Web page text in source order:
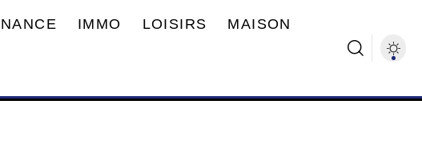
IMMO LOISIRS MAISON